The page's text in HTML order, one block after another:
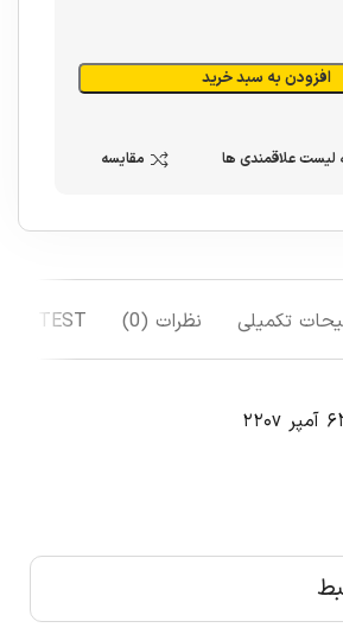
افزودن به سبد خرید
لیست علاقمندی ها مقایسه
تکمیلی نظرات (0) TEST